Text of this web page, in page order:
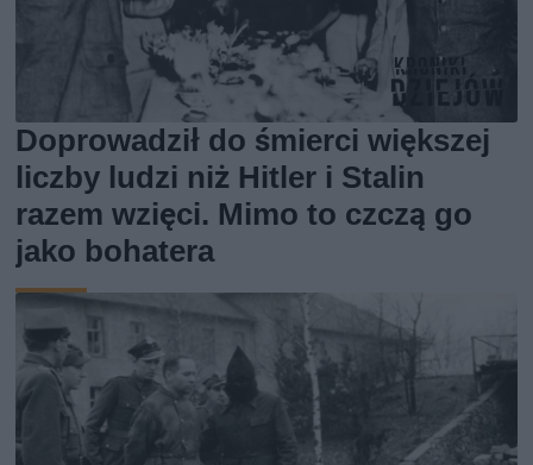
Doprowadził do śmierci większej
liczby ludzi niż Hitler i Stalin
razem wzięci. Mimo to czczą go
jako bohatera